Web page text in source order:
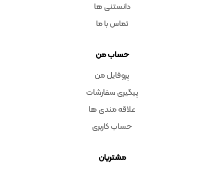
دانستنی ها
تماس با ما
حساب من
پروفایل من
پیگیری سفارشات
علاقه مندی ها
حساب کاربری
مشتریان